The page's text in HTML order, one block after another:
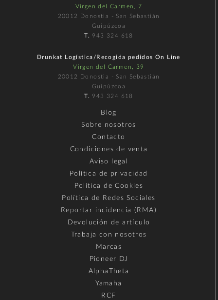
Virgen del Carmen, 7
20012 Donostia - San Sebastián
Guipúzcoa
T. 943 324 618
Drunkat Logística/Recogida pedidos On Line
Virgen del Carmen, 39
20012 Donostia - San Sebastián
Guipúzcoa
T. 943 324 618
Blog
Sobre nosotros
Contacto
Condiciones de venta
Aviso legal
Política de privacidad
Política de Cookies
Política de Redes Sociales
Reportar incidencia (RMA)
Devolución de artículo
Trabaja con nosotros
Marcas
Pioneer DJ
AlphaTheta
Yamaha
RCF